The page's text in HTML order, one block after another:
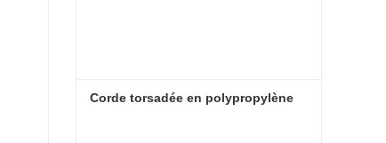
Corde torsadée en polypropylène